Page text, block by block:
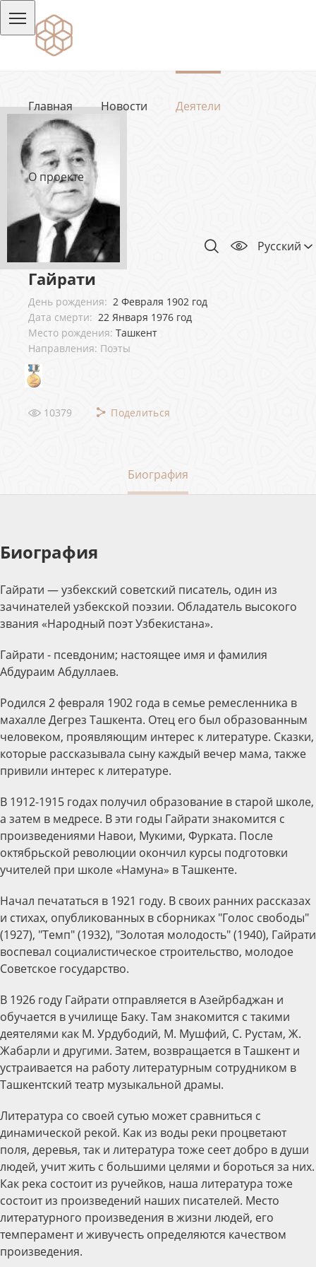
Главная Новости Деятели
О проекте
Русский
Гайрати
День рождения: 2 Февраля 1902 год
Дата смерти: 22 Января 1976 год
Место рождения: Ташкент
Направления: Поэты
10379 Поделиться
Биография
Биография
Гайрати — узбекский советский писатель, один из
зачинателей узбекской поэзии. Обладатель высокого
звания «Народный поэт Узбекистана».
Гайрати - псевдоним; настоящее имя и фамилия
Абдураим Абдуллаев.
Родился 2 февраля 1902 года в семье ремесленника в
махалле Дегрез Ташкента. Отец его был образованным
человеком, проявляющим интерес к литературе. Сказки,
которые рассказывала сыну каждый вечер мама, также
привили интерес к литературе.
В 1912-1915 годах получил образование в старой школе,
а затем в медресе. В эти годы Гайрати знакомится с
произведениями Навои, Мукими, Фурката. После
октябрьской революции окончил курсы подготовки
учителей при школе «Намуна» в Ташкенте.
Начал печататься в 1921 году. В своих ранних рассказах
и стихах, опубликованных в сборниках "Голос свободы"
(1927), "Темп" (1932), "Золотая молодость" (1940), Гайрати
воспевал социалистическое строительство, молодое
Советское государство.
В 1926 году Гайрати отправляется в Азейрбаджан и
обучается в училище Баку. Там знакомится с такими
деятелями как М. Урдубодий, М. Мушфий, С. Рустам, Ж.
Жабарли и другими. Затем, возвращается в Ташкент и
устраивается на работу литературным сотрудником в
Ташкентский театр музыкальной драмы.
Литература со своей сутью может сравниться с
динамической рекой. Как из воды реки процветают
поля, деревья, так и литература тоже сеет добро в души
людей, учит жить с большими целями и бороться за них.
Как река состоит из ручейков, наша литература тоже
состоит из произведений наших писателей. Место
литературного произведения в жизни людей, его
темперамент и живучесть определяются качеством
произведения.